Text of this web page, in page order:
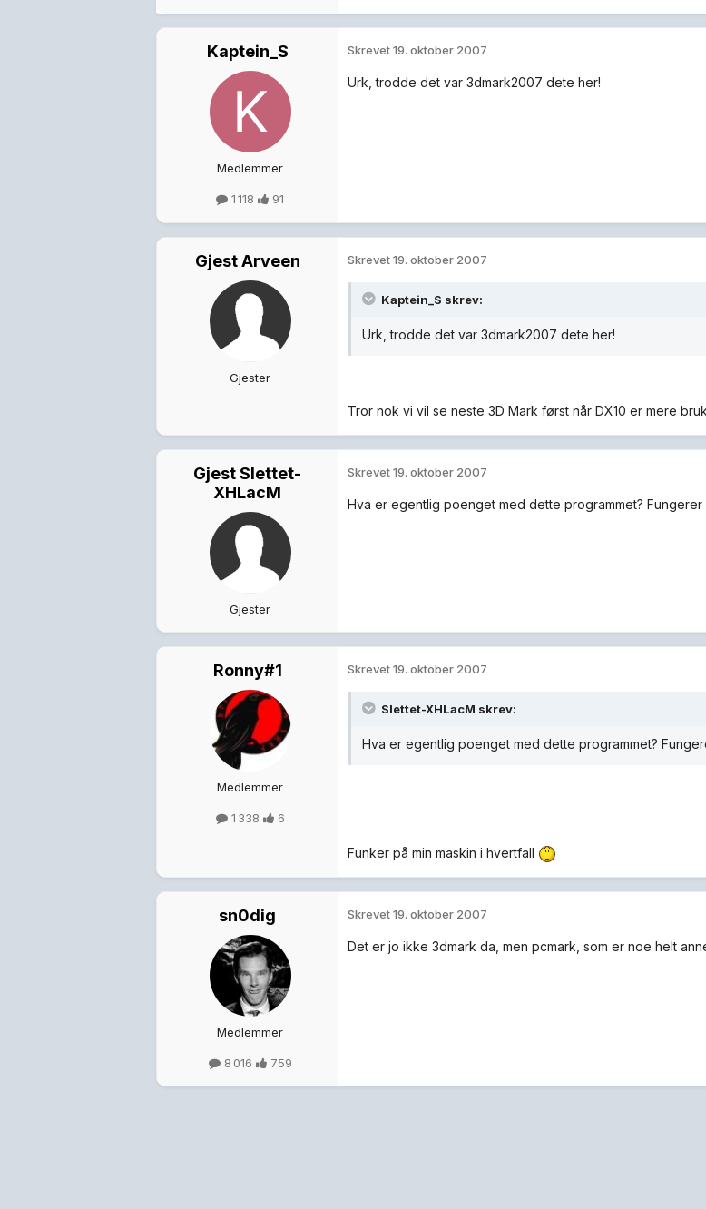
Kaptein_S
Medlemmer
1 118 91
Skrevet19. oktober 2007
Urk, trodde det var 3dmark2007 dete her!
Gjest Arveen
Gjester
Skrevet19. oktober 2007
Kaptein_S skrev:
Urk, trodde det var 3dmark2007 dete her!
Tror nok vi vil se neste 3D Mark først når DX10 er mere
Gjest Slettet-
XHLacM
Gjester
Skrevet19. oktober 2007
Hva er egentlig poenget med dette programmet? Fungerer
Ronny#1
Medlemmer
1 338 6
Skrevet19. oktober 2007
Slettet-XHLacM skrev:
Hva er egentlig poenget med dette programmet?
Funker på min maskin i hvertfall
sn0dig
Medlemmer
8 016 759
Skrevet19. oktober 2007
Det er jo ikke 3dmark da, men pcmark, som er noe helt